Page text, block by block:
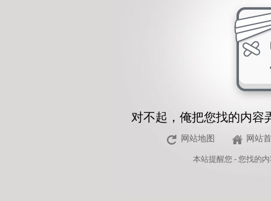
对不起，俺把您找的内容
网站地图 网站
本站提醒您 - 您找的